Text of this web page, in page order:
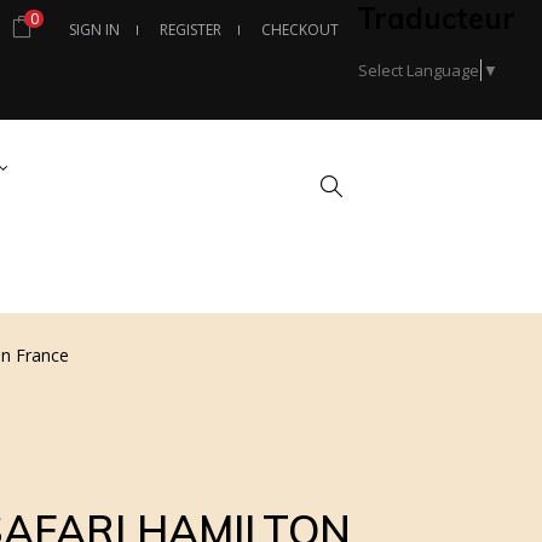
Select Language ▼
SIGN IN REGISTER CHECKOUT
0
Search
France
HAMILTON